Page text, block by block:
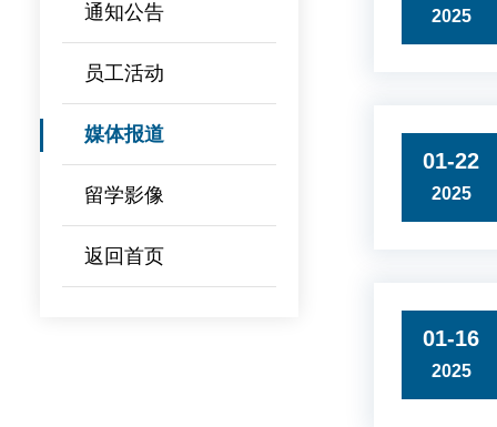
通知公告
员工活动
媒体报道
留学影像
返回首页
2025
01-22
2025
01-16
2025